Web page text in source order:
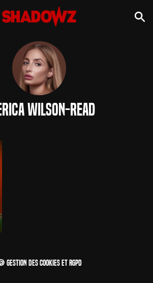
Wilson-Read
Gestion des cookies et RGPD